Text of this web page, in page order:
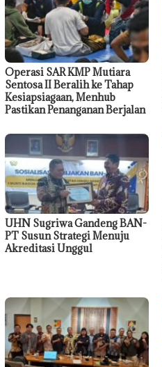
Operasi SAR KMP Mutiara
Sentosa II Beralih ke Tahap
Kesiapsiagaan, Menhub
Pastikan Penanganan Berjalan
UHN Sugriwa Gandeng BAN-
PT Susun Strategi Menuju
Akreditasi Unggul